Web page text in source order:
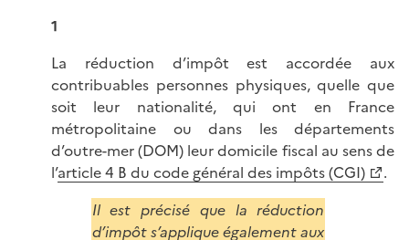
1
La réduction d’impôt est accordée aux
contribuables personnes physiques, quelle que
soit leur nationalité, qui ont en France
métropolitaine ou dans les départements
d’outre-mer (DOM) leur domicile fiscal au sens de
l’article 4 B du code général des impôts (CGI)
.
Il est précisé que la réduction
d’impôt s’applique également aux